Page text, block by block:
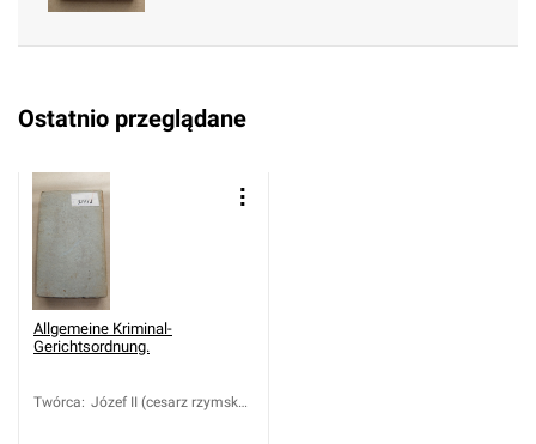
Ostatnio przeglądane
Allgemeine Kriminal-
Gerichtsordnung.
Twórca: Józef II (cesarz rzymsko-